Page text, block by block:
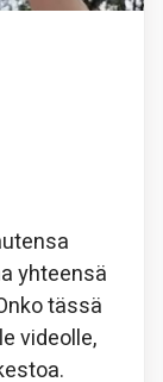
yhteensä
tässä
videolle,